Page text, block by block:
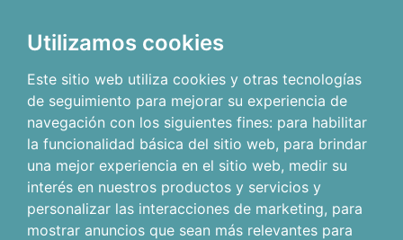
Utilizamos cookies
Este sitio web utiliza cookies y otras tecnologías
de seguimiento para mejorar su experiencia de
navegación con los siguientes fines: para habilitar
la funcionalidad básica del sitio web, para brindar
una mejor experiencia en el sitio web, medir su
interés en nuestros productos y servicios y
personalizar las interacciones de marketing, para
mostrar anuncios que sean más relevantes para